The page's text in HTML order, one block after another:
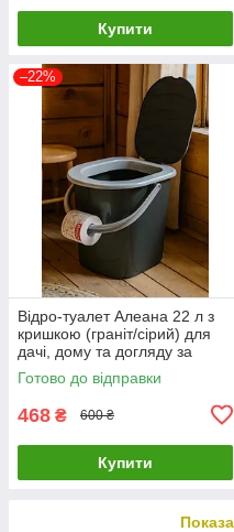
Купити
–22%
Відро-туалет Алеана 22 л з
кришкою (граніт/сірий) для
дачі, дому та догляду за
хворими/Біотуалет
Готово до відправки
468 ₴ 600 ₴
Купити